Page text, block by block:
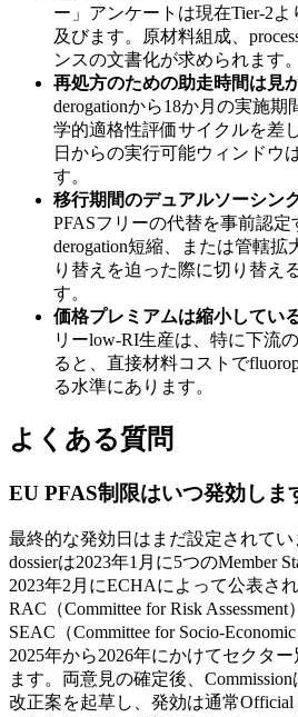
ー」アンケートは現在Tier-2
及びます。原材料組成、
ンスの文書化が求められます。
再処方のための助走時間は見
derogationから18か月の実施
学的適格性評価サイクルを差
日からの実行可能ウィンドウ
す。
移行期間のデュアルソーシン
PFASフリーの代替を事前認定
derogation短縮、または管轄
り替えを迫った際に切り替え
す。
価格プレミアムは縮小している
リーlow-RI生産は、特に下流
ると、直接材料コストで
る水準にあります。
よくある質問
EU PFAS制限はいつ発効しま
最終的な発効日はまだ設定されて
dossierは2023年1月に5つのMember
2023年2月にECHAによって公表され
RAC（Committee for Risk Assessment
SEAC（Committee for Socio-
2025年から2026年にかけてセクタ
ます。両意見の確定後、
改正案を起草し、発効は通常Official